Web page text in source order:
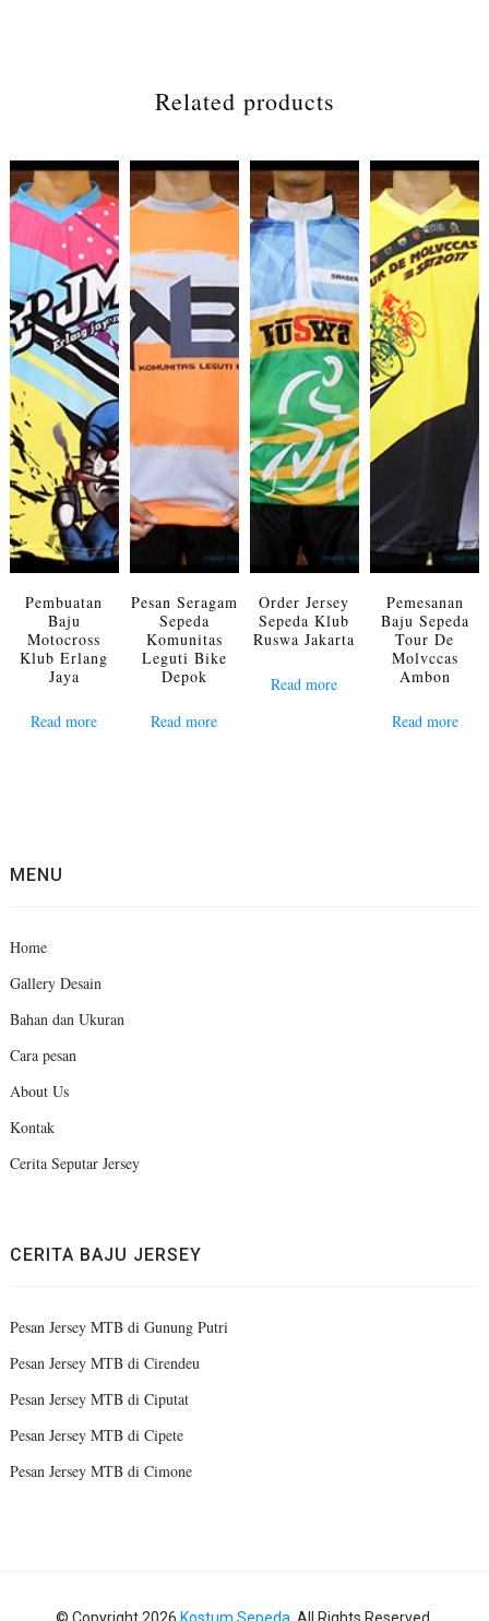
Related products
Pembuatan
Baju
Motocross
Klub Erlang
Jaya
Read more
Pesan Seragam
Sepeda
Komunitas
Leguti Bike
Depok
Read more
Order Jersey
Sepeda Klub
Ruswa Jakarta
Read more
Pemesanan
Baju Sepeda
Tour De
Molvccas
Ambon
Read more
MENU
Home
Gallery Desain
Bahan dan Ukuran
Cara pesan
About Us
Kontak
Cerita Seputar Jersey
CERITA BAJU JERSEY
Pesan Jersey MTB di Gunung Putri
Pesan Jersey MTB di Cirendeu
Pesan Jersey MTB di Ciputat
Pesan Jersey MTB di Cipete
Pesan Jersey MTB di Cimone